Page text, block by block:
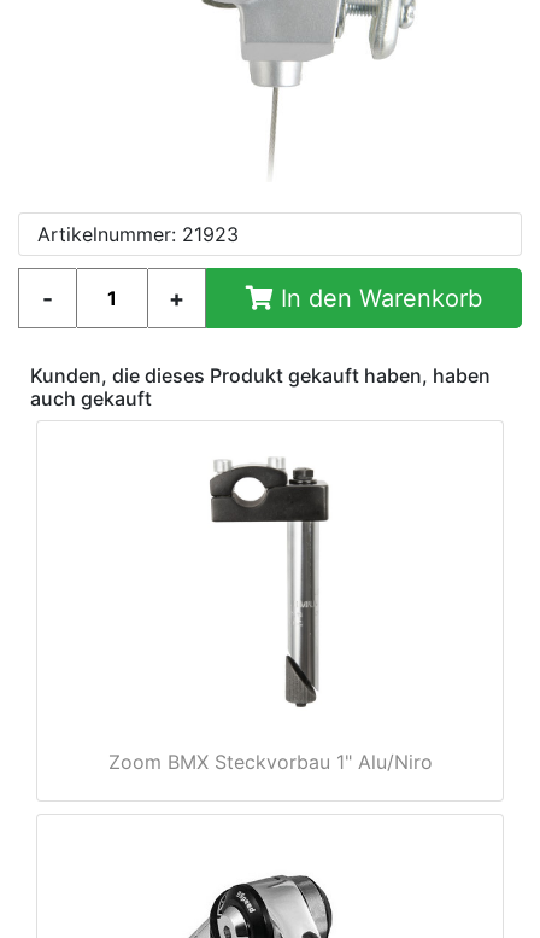
Artikelnummer: 21923
In den Warenkorb
Kunden, die dieses Produkt gekauft haben, haben
auch gekauft
Zoom BMX Steckvorbau 1" Alu/Niro